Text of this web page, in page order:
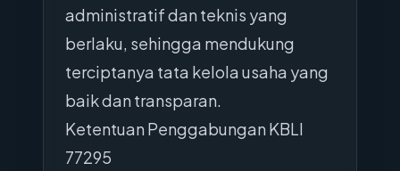
administratif dan teknis yang
berlaku, sehingga mendukung
terciptanya tata kelola usaha yang
baik dan transparan.
Ketentuan Penggabungan KBLI
77295